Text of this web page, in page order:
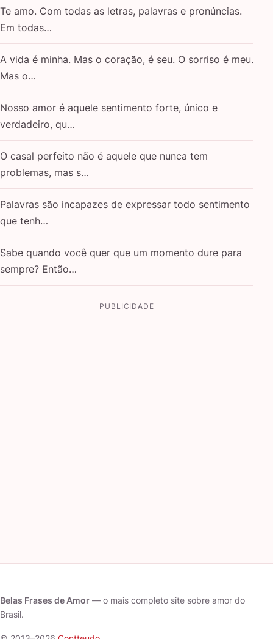
Te amo. Com todas as letras, palavras e pronúncias.
Em todas…
A vida é minha. Mas o coração, é seu. O sorriso é meu.
Mas o…
Nosso amor é aquele sentimento forte, único e
verdadeiro, qu…
O casal perfeito não é aquele que nunca tem
problemas, mas s…
Palavras são incapazes de expressar todo sentimento
que tenh…
Sabe quando você quer que um momento dure para
sempre? Então…
PUBLICIDADE
Belas Frases de Amor — o mais completo site sobre amor do
Brasil.